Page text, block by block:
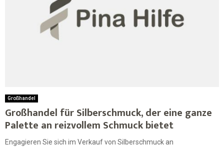
Großhandel
Großhandel für Silberschmuck, der eine ganze
Palette an reizvollem Schmuck bietet
Engagieren Sie sich im Verkauf von Silberschmuck an